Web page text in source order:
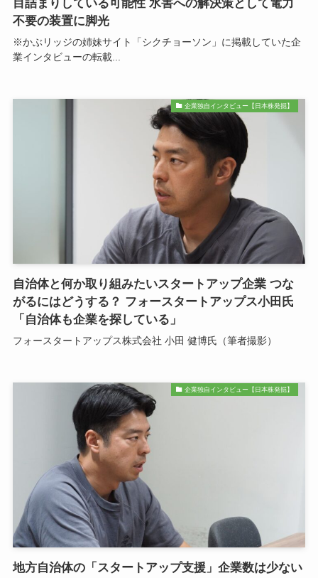
目詰まりしている可能性 水害への解決策として電力
不要の装置に脚光
※かぶリッジの姉妹サイト「シクチョーソン」に掲載していた企
業インタビューの転載...
企業独自インタビュー【日本株発掘】
自治体と何か取り組みたいスタートアップ企業 つな
がるにはどうする？ フォースタートアップス小田氏
「自治体も企業を探している」
フォースタートアップス株式会社 小田 健博氏（筆者撮影）
企業独自インタビュー【日本株発掘】
地方自治体の「スタートアップ支援」企業数は少ない